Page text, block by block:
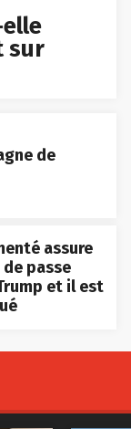
sur
de
assure
passe
et il est